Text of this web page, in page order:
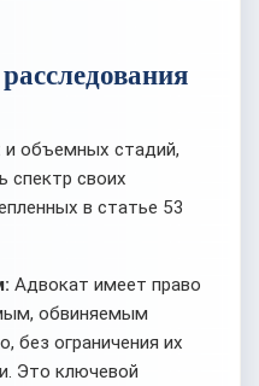
объемных стадий,
спектр своих
в статье 53
Адвокат имеет право
обвиняемым
без ограничения их
Это ключевой